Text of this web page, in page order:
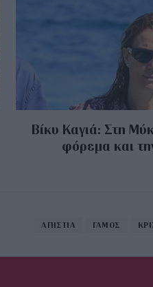
Βίκυ Καγιά: Στη
φόρεμα και
ΑΠΙΣΤΙΑ ΓΑΜΟΣ